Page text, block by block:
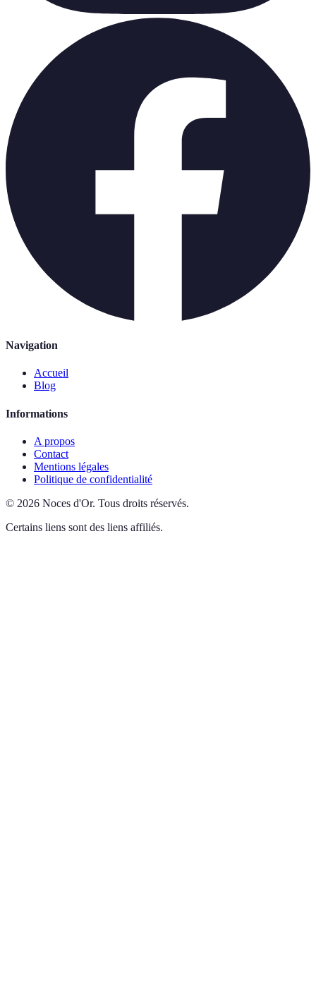
Navigation
Accueil
Blog
Informations
A propos
Contact
Mentions légales
Politique de confidentialité
© 2026 Noces d'Or. Tous droits réservés.
Certains liens sont des liens affiliés.